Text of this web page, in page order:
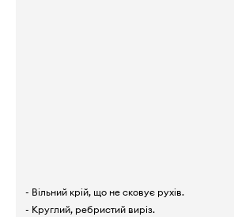
- Вільний крій, що не сковує рухів.
- Круглий, ребристий виріз.